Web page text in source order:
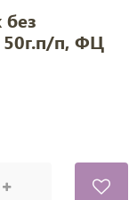
50г.п/п, ФЦ